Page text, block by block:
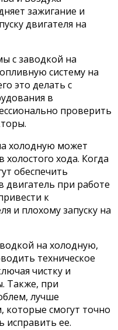
зажигание и
двигателя на
с заводкой на
систему на
это делать с
в
проверить
холодную может
хода. Когда
обеспечить
двигатель при работе
к
и плохому запуску на
на холодную,
техническое
чистку и
Также, при
лучше
которые смогут точно
исправить ее.